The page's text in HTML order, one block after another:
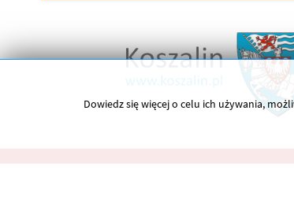
Dowiedz się więcej o celu ich używania,